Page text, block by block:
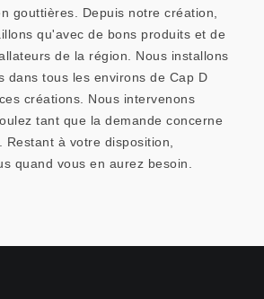
gouttières. Depuis notre création,
qu'avec de bons produits et de
de la région. Nous installons
dans tous les environs de Cap D
créations. Nous intervenons
tant que la demande concerne
Restant à votre disposition,
quand vous en aurez besoin.